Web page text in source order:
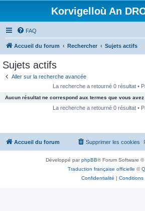
Korvigelloù An
FAQ
Accueil du forum Rechercher Sujets actifs
Sujets actifs
Aller sur la recherche avancée
La recherche a retourné 0 résultat •
Aucun résultat ne correspond aux termes que vous avez
La recherche a retourné 0 résultat •
Accueil du forum Supprimer les cookies
Développé parphpBB® Forum Software ©
Traduction française officielle ©
Confidentialité | Conditions